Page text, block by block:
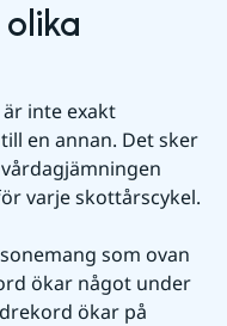
inte exakt
en annan. Det sker
varje skottårscykel.
som ovan
ökar något under
ökar på